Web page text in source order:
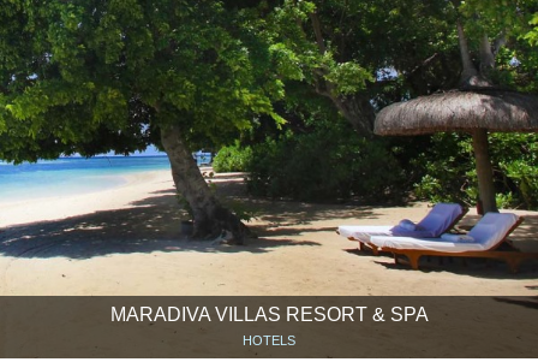
MARADIVA VILLAS RESORT & SPA
HOTELS